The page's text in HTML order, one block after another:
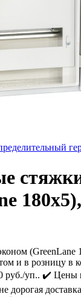
(GreenLane
и в розницу в
уп.. ✔️ Цены
дорогая